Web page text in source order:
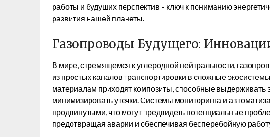
работы и будущих перспектив – ключ к пониманию
развития нашей планеты.
Газопроводы Будущего:
В мире, стремящемся к углеродной нейтральности,
из простых каналов транспортировки в сложные
материалам приходят композиты, способные выдерживать
минимизировать утечки. Системы мониторинга и
продвинутыми, что могут предвидеть потенциальные
предотвращая аварии и обеспечивая бесперебойную